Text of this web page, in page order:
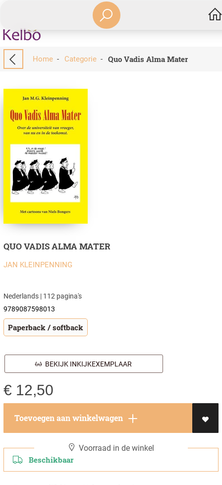
Home- Categorie- Quo Vadis Alma Mater
QUO VADIS ALMA MATER
JAN KLEINPENNING
Nederlands | 112 pagina's
9789087598013
Paperback / softback
BEKIJK INKIJKEXEMPLAAR
€ 12,50
Toevoegen aan winkelwagen
Voorraad in de winkel
Beschikbaar